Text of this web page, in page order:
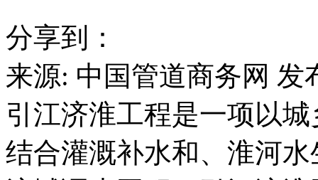
分享到：
来源: 中国管道商务网 发
引江济淮工程是一项以
结合灌溉补水和、淮河